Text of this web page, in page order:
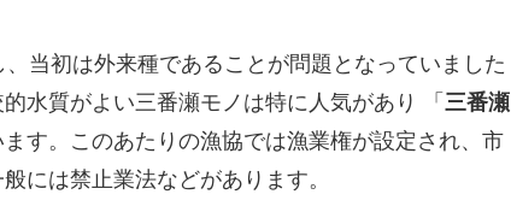
当初は外来種であることが問題となっていました
水質がよい三番瀬モノは特に人気があり 「 三番瀬
す。このあたりの漁協では漁業権が設定され、市
には禁止業法などがあります。